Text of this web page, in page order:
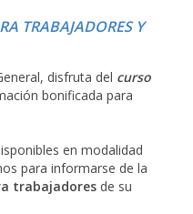
TRABAJADORES Y
disfruta del curso
bonificada para
en modalidad
para informarse de la
trabajadores de su